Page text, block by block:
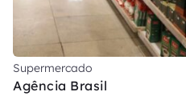
Supermercado
Agência Brasil